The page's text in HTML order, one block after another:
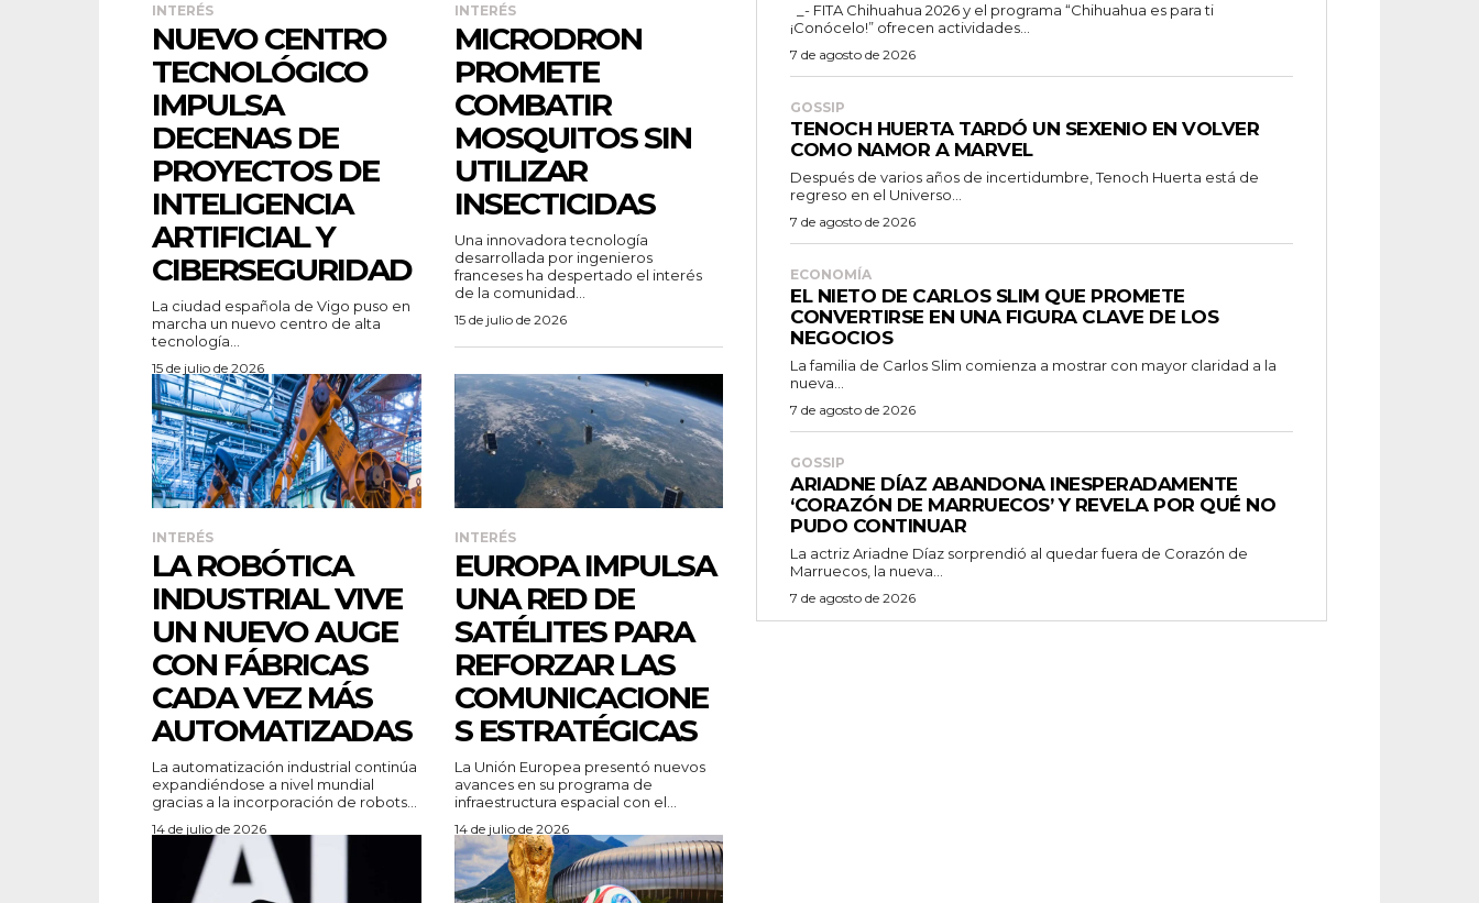
INTERÉS
NUEVO CENTRO
TECNOLÓGICO
IMPULSA
DECENAS DE
PROYECTOS DE
INTELIGENCIA
ARTIFICIAL Y
CIBERSEGURIDAD
La ciudad española de Vigo puso en
marcha un nuevo centro de alta
tecnología...
15 de julio de 2026
INTERÉS
MICRODRON
PROMETE
COMBATIR
MOSQUITOS SIN
UTILIZAR
INSECTICIDAS
Una innovadora tecnología
desarrollada por ingenieros
franceses ha despertado el interés
de la comunidad...
15 de julio de 2026
INTERÉS
LA ROBÓTICA
INDUSTRIAL VIVE
UN NUEVO AUGE
CON FÁBRICAS
CADA VEZ MÁS
AUTOMATIZADAS
La automatización industrial continúa
expandiéndose a nivel mundial
gracias a la incorporación de robots...
14 de julio de 2026
INTERÉS
EUROPA IMPULSA
UNA RED DE
SATÉLITES PARA
REFORZAR LAS
COMUNICACIONE
S ESTRATÉGICAS
La Unión Europea presentó nuevos
avances en su programa de
infraestructura espacial con el...
14 de julio de 2026
¡Conócelo!” ofrecen actividades...
7 de agosto de 2026
GOSSIP
TENOCH HUERTA TARDÓ UN SEXENIO EN VOLVER
COMO NAMOR A MARVEL
Después de varios años de incertidumbre, Tenoch Huerta está de
regreso en el Universo...
7 de agosto de 2026
ECONOMÍA
EL NIETO DE CARLOS SLIM QUE PROMETE
CONVERTIRSE EN UNA FIGURA CLAVE DE LOS
NEGOCIOS
La familia de Carlos Slim comienza a mostrar con mayor claridad a la
nueva...
7 de agosto de 2026
GOSSIP
ARIADNE DÍAZ ABANDONA INESPERADAMENTE
‘CORAZÓN DE MARRUECOS’ Y REVELA POR QUÉ NO
PUDO CONTINUAR
La actriz Ariadne Díaz sorprendió al quedar fuera de Corazón de
Marruecos, la nueva...
7 de agosto de 2026